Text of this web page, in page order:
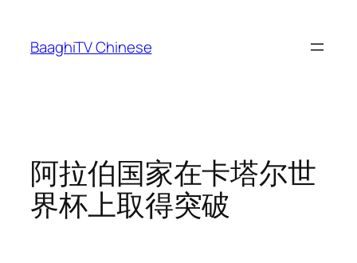
content
BaaghiTV Chinese
阿拉伯国家在卡塔尔世
界杯上取得突破